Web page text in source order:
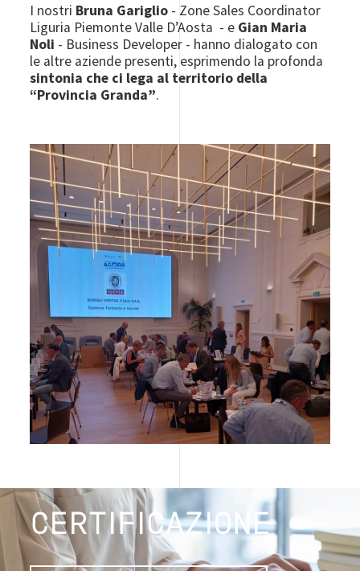
I nostri Bruna Gariglio - Zone Sales Coordinator
Liguria Piemonte Valle D’Aosta - e Gian Maria
Noli - Business Developer - hanno dialogato con
le altre aziende presenti, esprimendo la profonda
sintonia che ci lega al territorio della
“Provincia Granda”.
Image
CERTIFICAZIONE